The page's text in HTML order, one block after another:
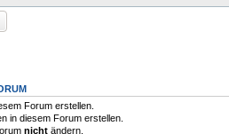
Forum erstellen.
in diesem Forum erstellen.
nicht ändern.